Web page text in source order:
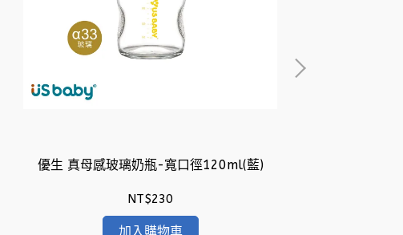
優生 真母感玻璃奶瓶-寬口徑120ml(藍)
NT$230
加入購物車